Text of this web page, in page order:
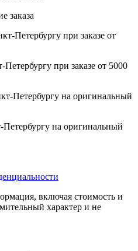
заказа
при заказе от 5000
на оригинальный
включая стоимость и
характер и не